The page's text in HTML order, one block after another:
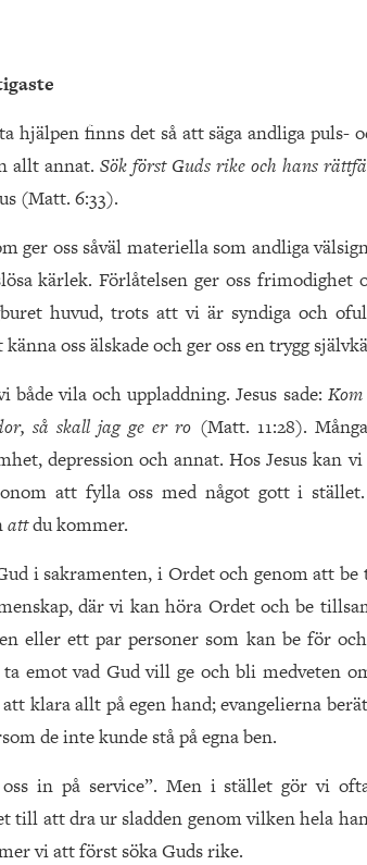
hjälpen finns det så att säga andliga puls-
allt annat. Sök först Guds rike och hans
(Matt. 6:33).
ger oss såväl materiella som andliga
kärlek. Förlåtelsen ger oss
huvud, trots att vi är syndiga och
oss älskade och ger oss en trygg
både vila och uppladdning. Jesus sade:
så skall jag ge er ro (Matt. 11:28).
depression och annat. Hos Jesus kan
att fylla oss med något gott i
attdu kommer.
i sakramenten, i Ordet och genom att
där vi kan höra Ordet och be
eller ett par personer som kan be för
emot vad Gud vill ge och bli medveten
klara allt på egen hand; evangelierna
de inte kunde stå på egna ben.
in på service”. Men i stället gör vi
till att dra ur sladden genom vilken hela
vi att först söka Guds rike.